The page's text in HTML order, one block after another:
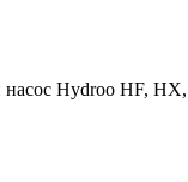
насос Hydroo HF,